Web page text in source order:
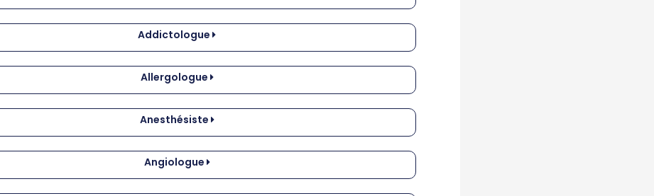
Addictologue
Allergologue
Anesthésiste
Angiologue